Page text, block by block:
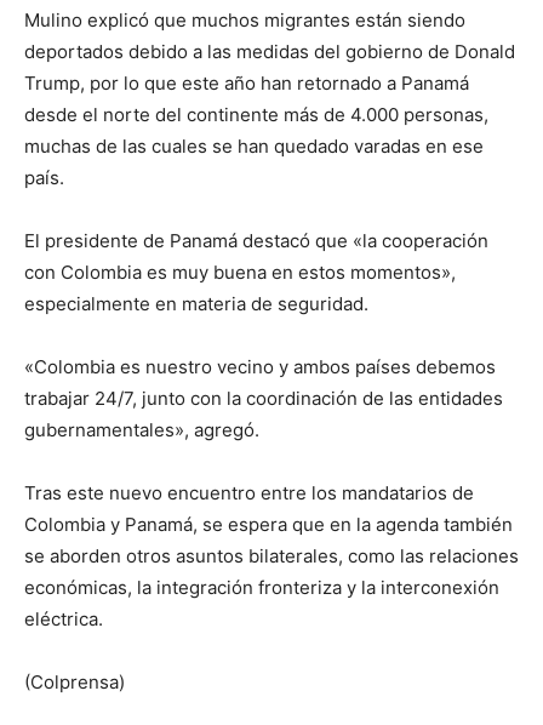
Mulino explicó que muchos migrantes están siendo
deportados debido a las medidas del gobierno de Donald
Trump, por lo que este año han retornado a Panamá
desde el norte del continente más de 4.000 personas,
muchas de las cuales se han quedado varadas en ese
país.
El presidente de Panamá destacó que «la cooperación
con Colombia es muy buena en estos momentos»,
especialmente en materia de seguridad.
«Colombia es nuestro vecino y ambos países debemos
trabajar 24/7, junto con la coordinación de las entidades
gubernamentales», agregó.
Tras este nuevo encuentro entre los mandatarios de
Colombia y Panamá, se espera que en la agenda también
se aborden otros asuntos bilaterales, como las relaciones
económicas, la integración fronteriza y la interconexión
eléctrica.
(Colprensa)